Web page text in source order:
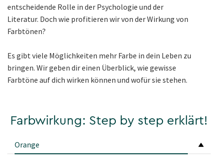
entscheidende Rolle in der Psychologie und der
Literatur. Doch wie profitieren wir von der Wirkung von
Farbtönen?
Es gibt viele Möglichkeiten mehr Farbe in dein Leben zu
bringen. Wir geben dir einen Überblick, wie gewisse
Farbtöne auf dich wirken können und wofür sie stehen.
Farbwirkung: Step by step erklärt!
Orange